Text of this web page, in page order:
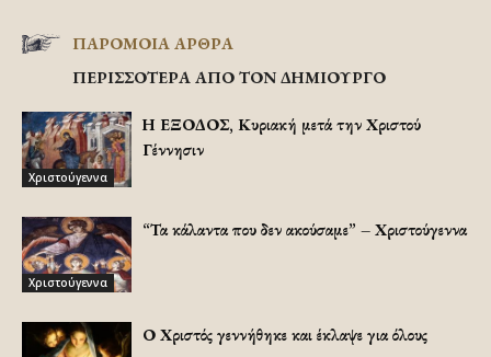
ΠΑΡΟΜΟΙΑ ΑΡΘΡΑ
ΠΕΡΙΣΣΟΤΕΡΑ ΑΠΟ ΤΟΝ ΔΗΜΙΟΥΡΓΟ
Χριστούγεννα
Η ΕΞΟΔΟΣ, Κυριακή μετά την Χριστού
Γέννησιν
Χριστούγεννα
“Τα κάλαντα που δεν ακούσαμε” – Χριστούγεννα
Ο Χριστός γεννήθηκε και έκλαψε για όλους